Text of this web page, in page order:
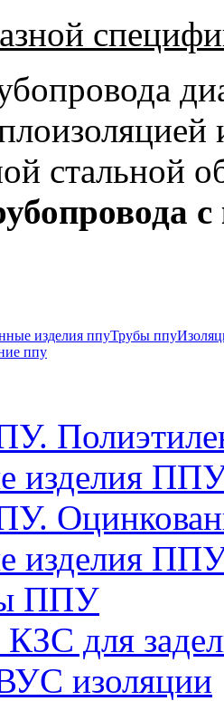
стальной
изделия ппуТрубы ппу
ппу
изделия
изделия
ППУ
для
изоляции